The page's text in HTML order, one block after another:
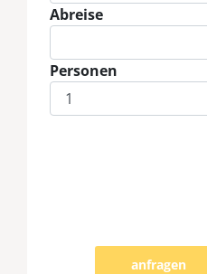
Abreise
Personen
Eingabe Personen
anfragen